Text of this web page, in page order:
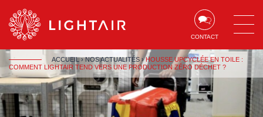
Aller au contenu Aller à la recherche
CONTACT
ACCUEIL›NOS ACTUALITÉS›HOUSSE UPCYCLÉE EN TOILE :
COMMENT LIGHTAIR TEND VERS UNE PRODUCTION ZÉRO DÉCHET ?